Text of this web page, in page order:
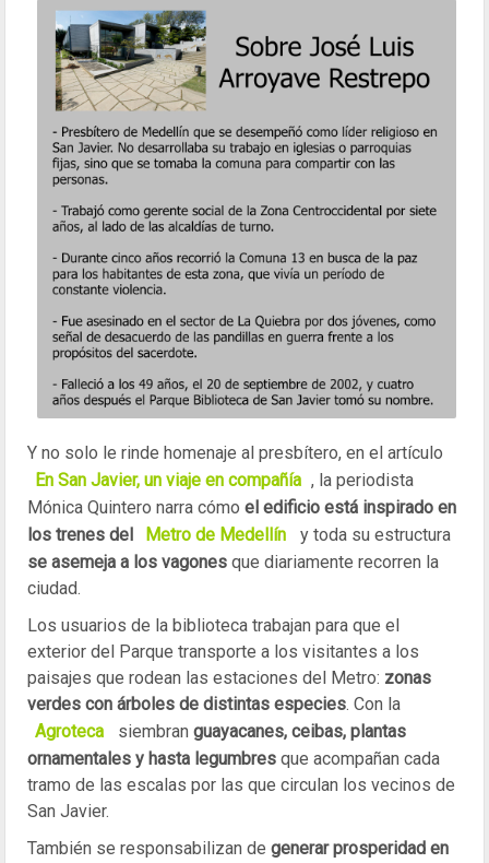
Y no solo le rinde homenaje al presbítero, en el artículo
En San Javier, un viaje en compañía , la periodista
Mónica Quintero narra cómo el edificio está inspirado en
los trenes del
Metro de Medellín
y toda su estructura
se asemeja a los vagones que diariamente recorren la
ciudad.
Los usuarios de la biblioteca trabajan para que el
exterior del Parque transporte a los visitantes a los
paisajes que rodean las estaciones del Metro: zonas
verdes con árboles de distintas especies. Con la
Agroteca
siembran guayacanes, ceibas, plantas
ornamentales y hasta legumbres que acompañan cada
tramo de las escalas por las que circulan los vecinos de
San Javier.
También se responsabilizan de generar prosperidad en